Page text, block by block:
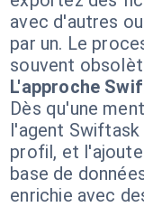
avec d'autres
par un. Le
souvent
L'approche
Dès qu'une
l'agent Swiftask
profil, et
base de
enrichie avec